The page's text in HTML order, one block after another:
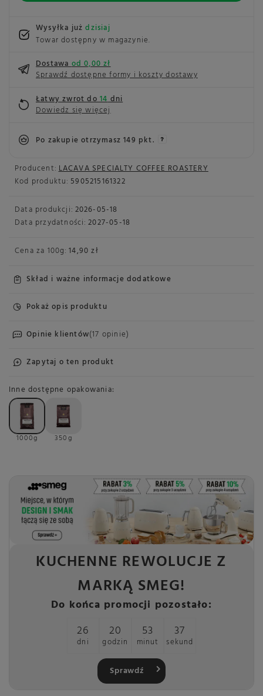
Producent: LACAVA SPECIALTY COFFEE ROASTERY
Kod produktu: 5905215161322
Data produkcji: 2026-05-18
Data przydatności: 2027-05-18
Cena za 100g: 14,90 zł
Skład i ważne informacje dodatkowe
Pokaż opis produktu
Opinie klientów(17 opinie)
Zapytaj o ten produkt
Inne dostępne opakowania
1000g 350g
Wysyłka jużdzisiaj
Towar dostępny w magazynie
Dostawaod 0,00 zł
Sprawdź dostępne formy i koszty dostawy
Łatwy zwrot do14dni
Dowiedz się więcej
Po zakupie otrzymasz149 pkt.
KUCHENNE REWOLUCJE Z
MARKĄ SMEG!
Do końca promocji pozostało:
26
dni
20
godzin
53
minut
36
sekund
Sprawdź